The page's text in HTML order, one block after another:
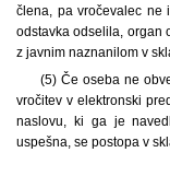
člena, pa vročevalec ne
odstavka odselila, organ
z javnim naznanilom v
(5) Če oseba ne
vročitev v elektronski
naslovu, ki ga je
uspešna, se postopa v